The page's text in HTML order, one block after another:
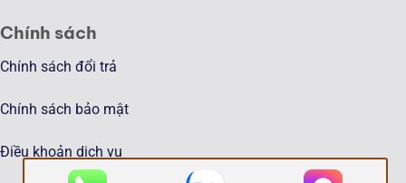
Chính sách
Chính sách đổi trả
Chính sách bảo mật
Điều khoản dịch vụ